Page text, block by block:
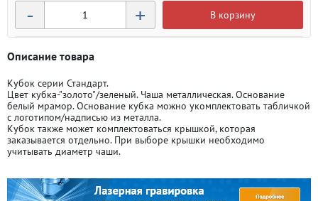
- + В корзину
Описание товара
Кубок серии Стандарт.
Цвет кубка-"золото"/зеленый. Чаша металлическая. Основание
белый мрамор. Основание кубка можно укомплектовать табличкой
с логотипом/надписью из металла.
Кубок также может комплектоваться крышкой, которая
заказывается отдельно. При выборе крышки необходимо
учитывать диаметр чаши.